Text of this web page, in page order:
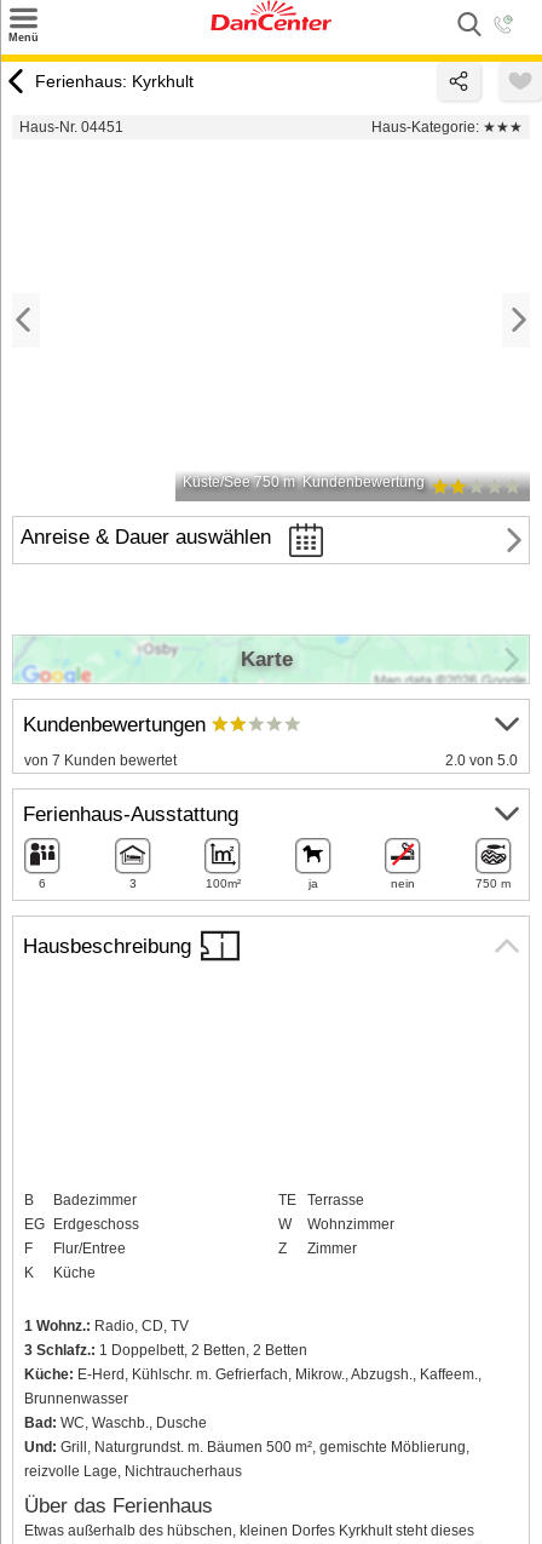
Menü
Urlaubsziele
Ferienhaus: Kyrkhult
Haus-Nr. 04451 Haus-Kategorie: ★★★
Küste/See 750 m Kundenbewertung
Anreise & Dauer auswählen
Hausbeschreibung
B
Badezimmer
EG Erdgeschoss
F
Flur/Entree
K
Küche
TE
Terrasse
W
Wohnzimmer
Z
Zimmer
1 Wohnz.: Radio, CD, TV
3 Schlafz.: 1 Doppelbett, 2 Betten, 2 Betten
Küche: E-Herd, Kühlschr. m. Gefrierfach, Mikrow., Abzugsh., Kaffeem.,
Brunnenwasser
Bad: WC, Waschb., Dusche
Und: Grill, Naturgrundst. m. Bäumen 500 m², gemischte Möblierung,
reizvolle Lage, Nichtraucherhaus
Über das Ferienhaus
Etwas außerhalb des hübschen, kleinen Dorfes Kyrkhult steht dieses
Kundenbewertungen
von 7 Kunden bewertet 2.0 von 5.0
Ferienhaus-Ausstattung
6 3 100m² ja nein 750 m
Karte